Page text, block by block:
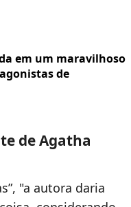
em um maravilhoso
de
de Agatha
"a autora daria